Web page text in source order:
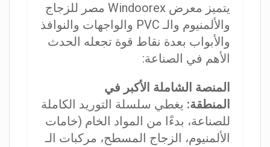
يتميز معرض Windoorex مصر للزجاج
والألمنيوم والـ PVC والواجهات والنوافذ
والأبواب بعدة نقاط قوة تجعله الحدث
الأهم في الصناعة:
المنصة الشاملة الأكبر في
المنطقة: يغطي سلسلة التوريد الكاملة
للصناعة، بدءًا من المواد الخام (خامات
الألمنيوم، الزجاج المسطح، مركبات الـ